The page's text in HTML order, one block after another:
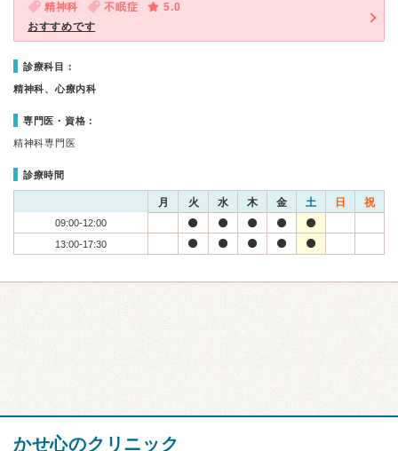
精神科 不眠症
5.0
おすすめです
診療科目：
精神科、心療内科
専門医・資格：
精神科専門医
診療時間
月 火 水 木 金 土 日 祝
09:00-12:00
13:00-17:30
かせ心のクリニック